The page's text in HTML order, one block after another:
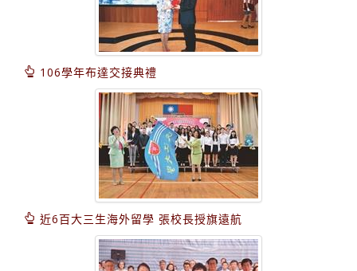
106學年布達交接典禮
近6百大三生海外留學 張校長授旗遠航